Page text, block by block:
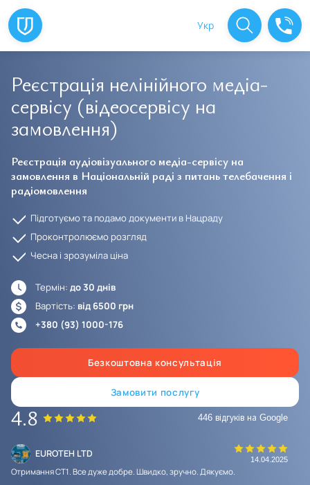
Укр
Реєстрація нелінійного медіа-
сервісу (відеосервісу на
замовлення)
Реєстрація аудіовізуального медіа-сервісу на
замовлення в Національній раді з питань телебачення і
радіомовлення
Підготуємо та подамо документи в Нацраду
Проконтролюємо розгляд
Чесна і зрозуміла ціна
Термін:до 30 днів
Вартість: від 6500 грн
+380 (93) 1000-176
Безкоштовна консультація
Замовити послугу
4.8 446 відгуків на Google
EUROTEH LTD
14.04.2025
Отримання СТ1. Все дуже добре. Швидко, зручно. Дякуємо.